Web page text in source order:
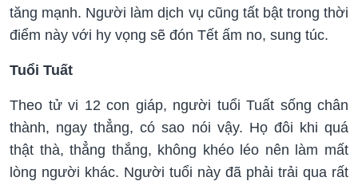
tăng mạnh. Người làm dịch vụ cũng tất bật trong thời
điểm này với hy vọng sẽ đón Tết ấm no, sung túc.
Tuổi Tuất
Theo tử vi 12 con giáp, người tuổi Tuất sống chân
thành, ngay thẳng, có sao nói vậy. Họ đôi khi quá
thật thà, thẳng thắng, không khéo léo nên làm mất
lòng người khác. Người tuổi này đã phải trải qua rất